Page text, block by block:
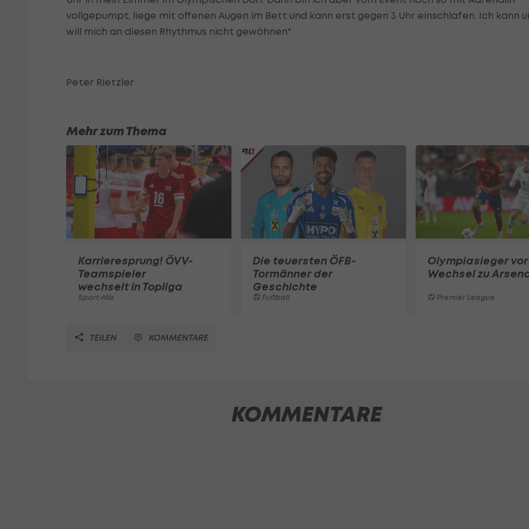
vollgepumpt, liege mit offenen Augen im Bett und kann erst gegen 3 Uhr einschlafen. Ich kann
will mich an diesen Rhythmus nicht gewöhnen."
Peter Rietzler
Mehr zum Thema
Karrieresprung! ÖVV-
Teamspieler
wechselt in Topliga
Sport-Mix
Die teuersten ÖFB-
Tormänner der
Geschichte
Fußball
Olympiasieger vor
Wechsel zu
Premier League
TEILEN KOMMENTARE
KOMMENTARE